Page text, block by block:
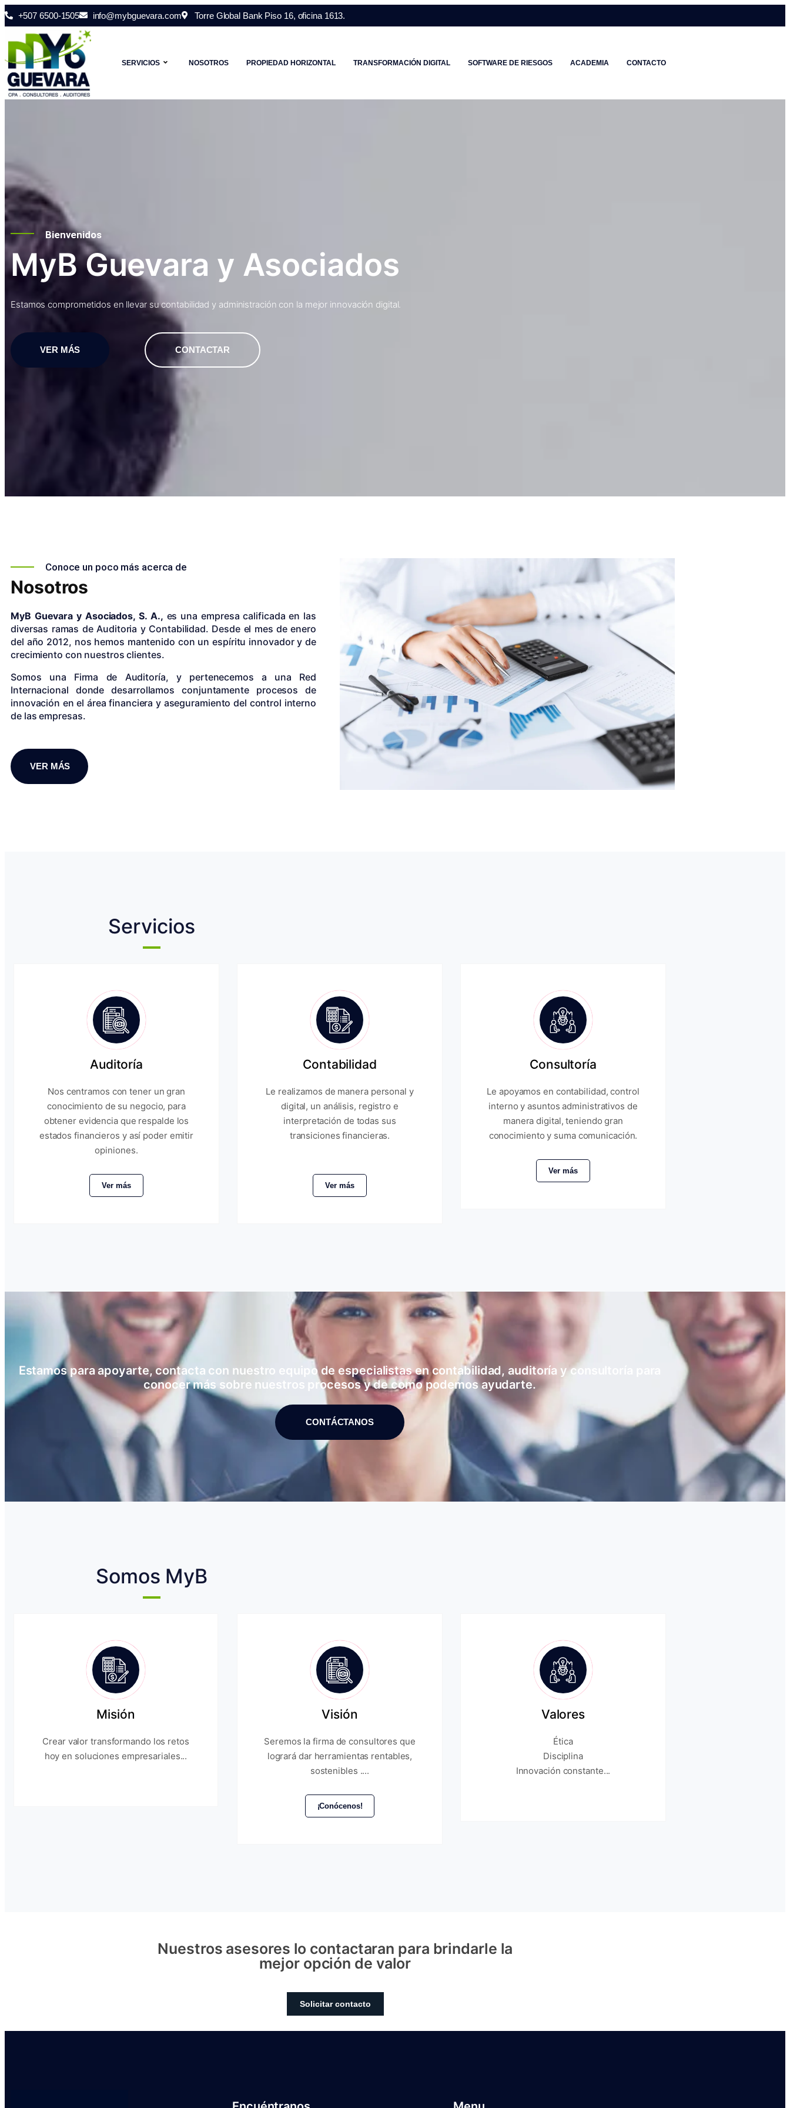
+507 6500-1505 info@mybguevara.com Torre Global Bank Piso 16, oficina 1613.
SERVICIOS NOSOTROS PROPIEDAD HORIZONTAL TRANSFORMACIÓN DIGITAL SOFTWARE DE RIESGOS ACADEMIA CONTACTO
Bienvenidos
MyB Guevara y Asociados
Estamos comprometidos en llevar su contabilidad y administración con la mejor innovación digital.
VER MÁS CONTACTAR
Conoce un poco más acerca de
Nosotros
MyB Guevara y Asociados, S. A., es una empresa calificada en las
diversas ramas de Auditoria y Contabilidad. Desde el mes de enero
del año 2012, nos hemos mantenido con un espíritu innovador y de
crecimiento con nuestros clientes.
Somos una Firma de Auditoría, y pertenecemos a una Red
Internacional donde desarrollamos conjuntamente procesos de
innovación en el área financiera y aseguramiento del control interno
de las empresas.
VER MÁS
Servicios
Auditoría
Nos centramos con tener un gran
conocimiento de su negocio, para
obtener evidencia que respalde los
estados financieros y así poder emitir
opiniones.
Ver más
Contabilidad
Le realizamos de manera personal y
digital, un análisis, registro e
interpretación de todas sus
transiciones financieras.
Ver más
Consultoría
Le apoyamos en contabilidad, control
interno y asuntos administrativos de
manera digital, teniendo gran
conocimiento y suma comunicación.
Ver más
Estamos para apoyarte, contacta con nuestro equipo de especialistas en contabilidad, auditoría y consultoría para
conocer más sobre nuestros procesos y de como podemos ayudarte.
CONTÁCTANOS
Somos MyB
Misión
Crear valor transformando los retos
hoy en soluciones empresariales...
Visión
Seremos la firma de consultores que
logrará dar herramientas rentables,
sostenibles ....
¡Conócenos!
Valores
Ética
Disciplina
Innovación constante...
Nuestros asesores lo contactaran para brindarle la
mejor opción de valor
Solicitar contacto